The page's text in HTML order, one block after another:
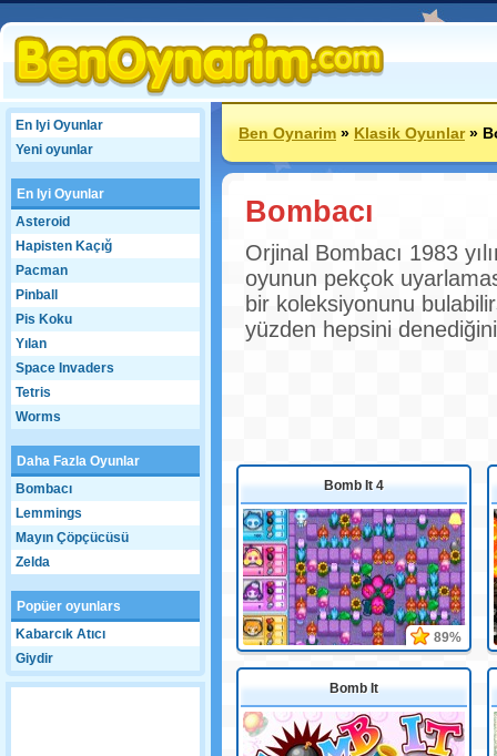
En Iyi Oyunlar
Yeni oyunlar
En Iyi Oyunlar
Asteroid
Hapisten Kaçığ
Pacman
Pinball
Pis Koku
Yılan
Space Invaders
Tetris
Worms
Daha Fazla Oyunlar
Bombacı
Lemmings
Mayın Çöpçücüsü
Zelda
Popüer oyunlars
Kabarcık Atıcı
Giydir
Ben Oynarim»Klasik Oyunlar»
Bombacı
Orjinal Bombacı 1983
oyunun pekçok
bir koleksiyonunu
yüzden hepsini
Bomb It 4
89%
Bomb It